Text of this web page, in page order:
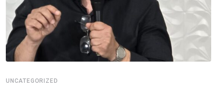
UNCATEGORIZED